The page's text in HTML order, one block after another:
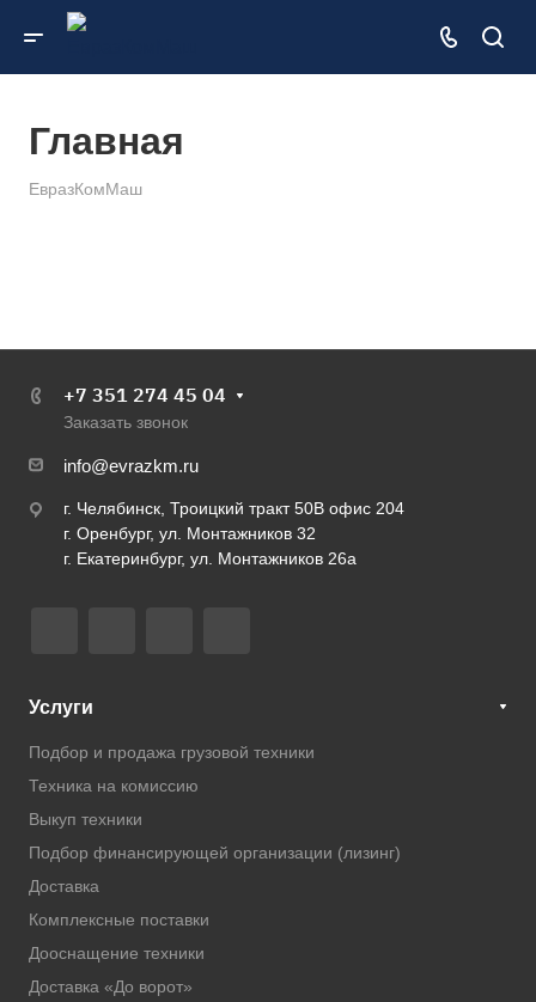
Главная
ЕвразКомМаш
+7 351 274 45 04
Заказать звонок
info@evrazkm.ru
г. Челябинск, Троицкий тракт 50В офис 204
г. Оренбург, ул. Монтажников 32
г. Екатеринбург, ул. Монтажников 26а
Услуги
Подбор и продажа грузовой техники
Техника на комиссию
Выкуп техники
Подбор финансирующей организации (лизинг)
Доставка
Комплексные поставки
Дооснащение техники
Доставка «До ворот»